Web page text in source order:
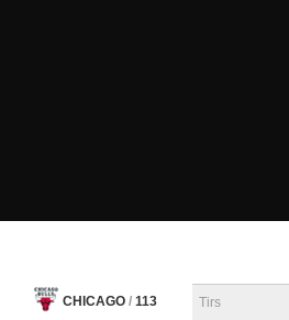
CHICAGO / 113 Tirs